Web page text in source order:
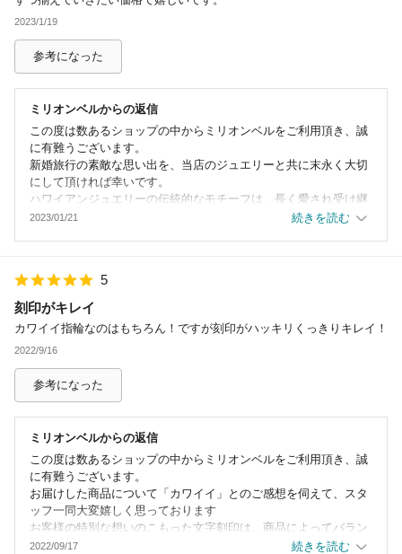
ご投稿ありがとうございました。
2023/1/19
参考になった
ミリオンベルからの返信
この度は数あるショップの中からミリオンベルをご利用頂き、誠
に有難うございます。
新婚旅行の素敵な思い出を、当店のジュエリーと共に末永く大切
にして頂ければ幸いです。
ハワイアンジュエリーの伝統的なモチーフは、長く愛され受け継
がれてきたものばかりですので、
またのご利用を心からお待ちしております。
2023/01/21 続きを読む
5
刻印がキレイ
カワイイ指輪なのはもちろん！ですが刻印がハッキリくっきりキレイ！
2022/9/16
参考になった
ミリオンベルからの返信
この度は数あるショップの中からミリオンベルをご利用頂き、誠
に有難うございます。
お届けした商品について「カワイイ」とのご感想を伺えて、スタ
ッフ一同大変嬉しく思っております
お客様の特別な想いのこもった文字刻印は、商品によってバラン
スや見やすさなどを考慮した上で刻印をさせて頂いております。
2022/09/17 続きを読む